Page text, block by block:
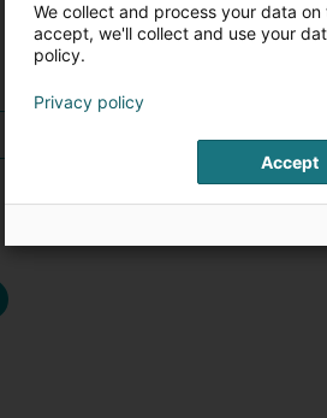
We collect and process your data
accept, we'll collect and use your
policy.
Privacy policy
Accept